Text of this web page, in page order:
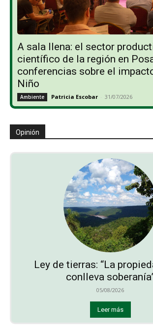
A sala llena: el sector
científico de la región en
conferencias sobre el
Niño
Ambiente Patricia Escobar - 31/07/2026
Opinión
Ley de tierras: “La
conlleva
05/08/2026
Leer más